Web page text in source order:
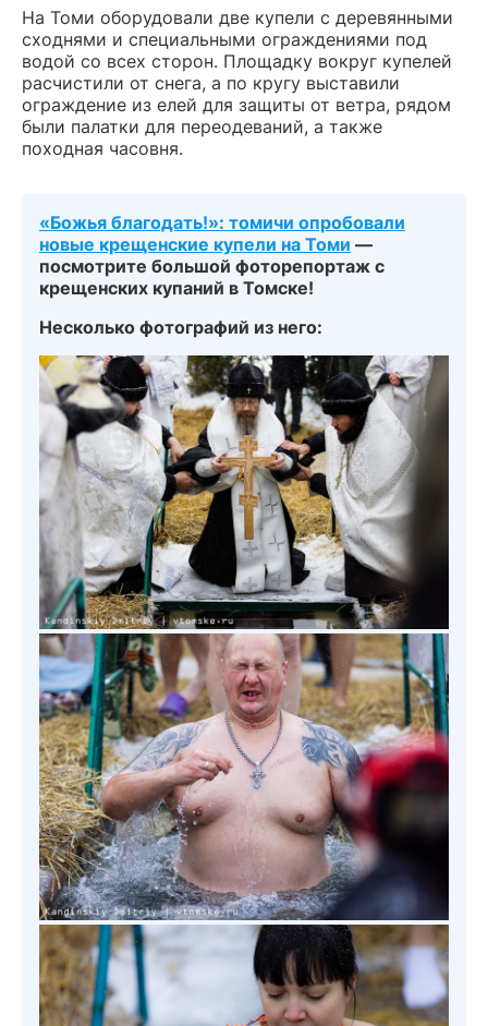
На Томи оборудовали две купели с деревянными
сходнями и специальными ограждениями под
водой со всех сторон. Площадку вокруг купелей
расчистили от снега, а по кругу выставили
ограждение из елей для защиты от ветра, рядом
были палатки для переодеваний, а также
походная часовня.
«Божья благодать!»: томичи опробовали
новые крещенские купели на Томи —
посмотрите большой фоторепортаж с
крещенских купаний в Томске!
Несколько фотографий из него: